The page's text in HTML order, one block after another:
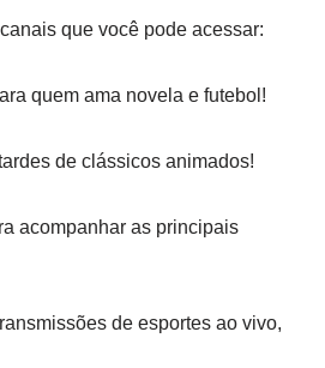
que você pode acessar:
quem ama novela e futebol!
de clássicos animados!
acompanhar as principais
de esportes ao vivo,